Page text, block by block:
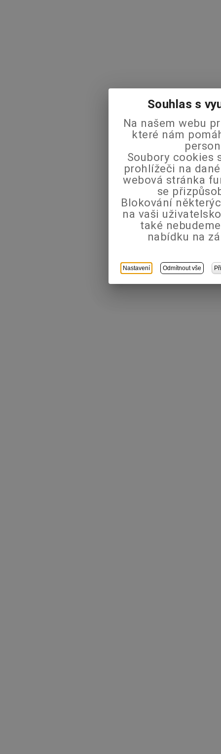
Souhlas s
Na našem webu
které nám
Soubory cookies
prohlížeči na
webová stránka
se
Blokování
na vaši
také
nabídku na
Nastavení Odmítnout vše